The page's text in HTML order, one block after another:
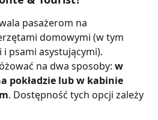
pasażerom na
domowymi (w tym
psami asystującymi).
na dwa sposoby: w
pokładzie lub w kabinie
. Dostępność tych opcji zależy